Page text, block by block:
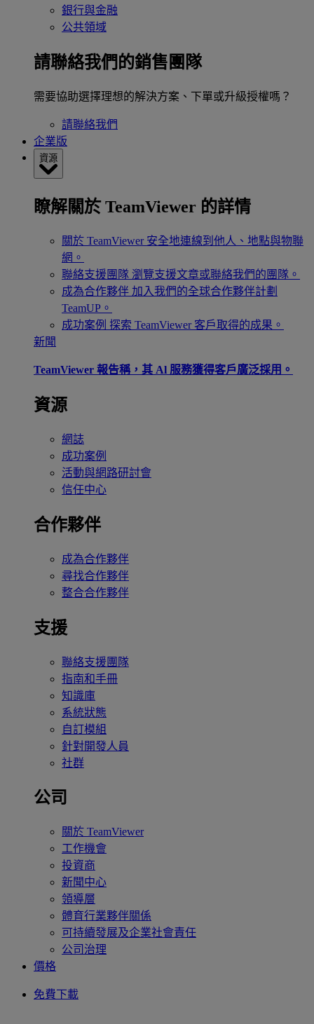
銀行與金融
公共領域
請聯絡我們的銷售團隊
需要協助選擇理想的解決方案、下單或升級授權嗎？
請聯絡我們
企業版
資源
瞭解關於 TeamViewer 的詳情
關於 TeamViewer 安全地連線到他人、地點與物聯
網。
聯絡支援團隊 瀏覽支援文章或聯絡我們的團隊。
成為合作夥伴 加入我們的全球合作夥伴計劃
TeamUP。
成功案例 探索 TeamViewer 客戶取得的成果。
新聞
TeamViewer 報告稱，其 Al 服務獲得客戶廣泛採用。
資源
網誌
成功案例
活動與網路研討會
信任中心
合作夥伴
成為合作夥伴
尋找合作夥伴
整合合作夥伴
支援
聯絡支援團隊
指南和手冊
知識庫
系統狀態
自訂模組
針對開發人員
社群
公司
關於 TeamViewer
工作機會
投資商
新聞中心
領導層
體育行業夥伴關係
可持續發展及企業社會責任
公司治理
價格
免費下載